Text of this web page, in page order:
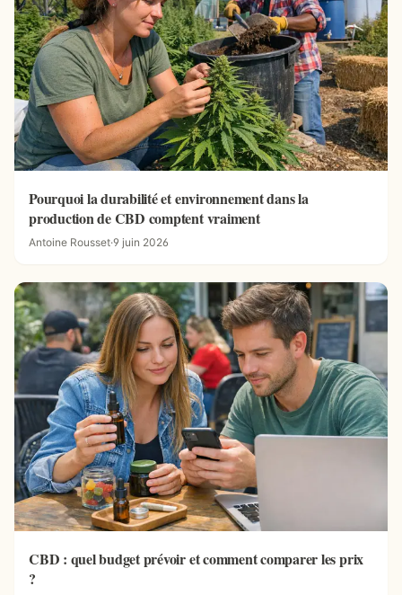
Pourquoi la durabilité et environnement dans la
production de CBD comptent vraiment
Antoine Rousset·9 juin 2026
CBD : quel budget prévoir et comment comparer les prix
?